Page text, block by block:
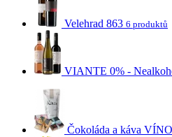
Velehrad 863 6 produktů
VIANTE 0% -
Čokoláda a káva